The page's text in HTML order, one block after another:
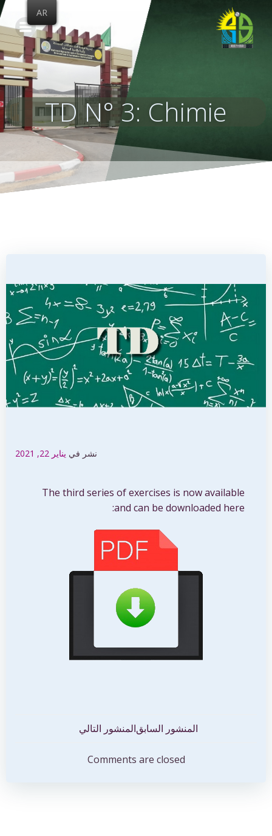
content
TD N° 3: Chimie
نشر في يناير 22, 2021
The third series of exercises is now available
and can be downloaded here:
المقالات
المنشور السابقتصفّح
المقالات
المنشور التالي
Comments are closed
AR